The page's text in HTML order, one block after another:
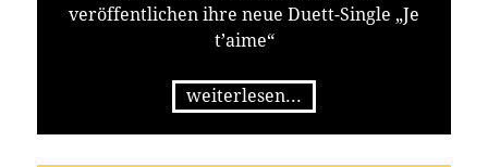
veröffentlichen ihre neue Duett-Single „Je
t’aime“
weiterlesen...